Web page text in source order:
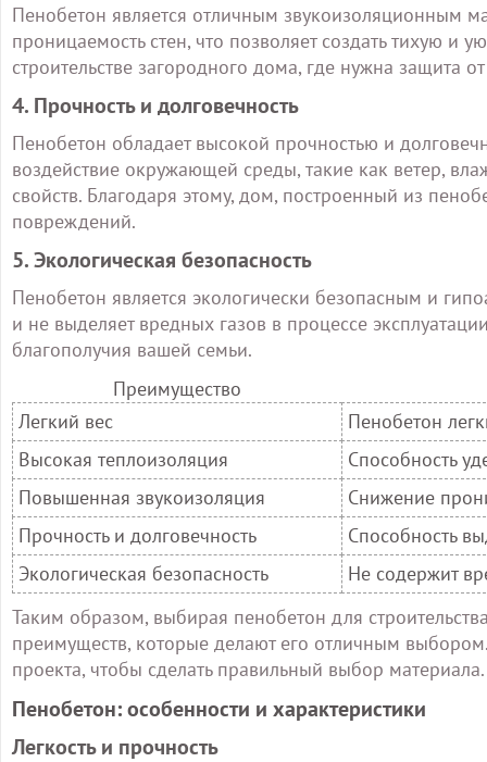
Пенобетон является отличным звукоизоляционным
проницаемость стен, что позволяет создать тихую
строительстве загородного дома, где нужна защита
4. Прочность и долговечность
Пенобетон обладает высокой прочностью и
воздействие окружающей среды, такие как ветер,
свойств. Благодаря этому, дом, построенный из
повреждений.
5. Экологическая безопасность
Пенобетон является экологически безопасным и
и не выделяет вредных газов в процессе
благополучия вашей семьи.
Преимущество
Легкий вес
Пенобетон
Высокая теплоизоляция
Способность
Повышенная звукоизоляция
Снижение
Прочность и долговечность
Способность
Экологическая безопасность
Не содержит
Таким образом, выбирая пенобетон для
преимуществ, которые делают его отличным
проекта, чтобы сделать правильный выбор материала.
Пенобетон: особенности и характеристики
Легкость и прочность